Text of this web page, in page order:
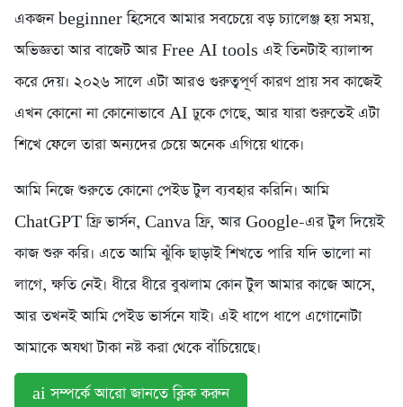
একজন beginner হিসেবে আমার সবচেয়ে বড় চ্যালেঞ্জ হয় সময়,
অভিজ্ঞতা আর বাজেট আর Free AI tools এই তিনটাই ব্যালান্স
করে দেয়। ২০২৬ সালে এটা আরও গুরুত্বপূর্ণ কারণ প্রায় সব কাজেই
এখন কোনো না কোনোভাবে AI ঢুকে গেছে, আর যারা শুরুতেই এটা
শিখে ফেলে তারা অন্যদের চেয়ে অনেক এগিয়ে থাকে।
আমি নিজে শুরুতে কোনো পেইড টুল ব্যবহার করিনি। আমি
ChatGPT ফ্রি ভার্সন, Canva ফ্রি, আর Google-এর টুল দিয়েই
কাজ শুরু করি। এতে আমি ঝুঁকি ছাড়াই শিখতে পারি যদি ভালো না
লাগে, ক্ষতি নেই। ধীরে ধীরে বুঝলাম কোন টুল আমার কাজে আসে,
আর তখনই আমি পেইড ভার্সনে যাই। এই ধাপে ধাপে এগোনোটা
আমাকে অযথা টাকা নষ্ট করা থেকে বাঁচিয়েছে।
ai সম্পর্কে আরো জানতে ক্লিক করুন